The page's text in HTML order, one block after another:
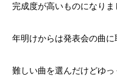
完成度が高いものになりま
年明けからは発表会の曲に
難しい曲を選んだけどゆっ